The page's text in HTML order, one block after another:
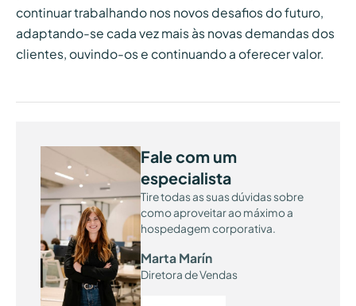
continuar trabalhando nos novos desafios do futuro,
adaptando-se cada vez mais às novas demandas dos
clientes, ouvindo-os e continuando a oferecer valor.
Fale com um
especialista
Tire todas as suas dúvidas sobre
como aproveitar ao máximo a
hospedagem corporativa.
Marta Marín
Diretora de Vendas